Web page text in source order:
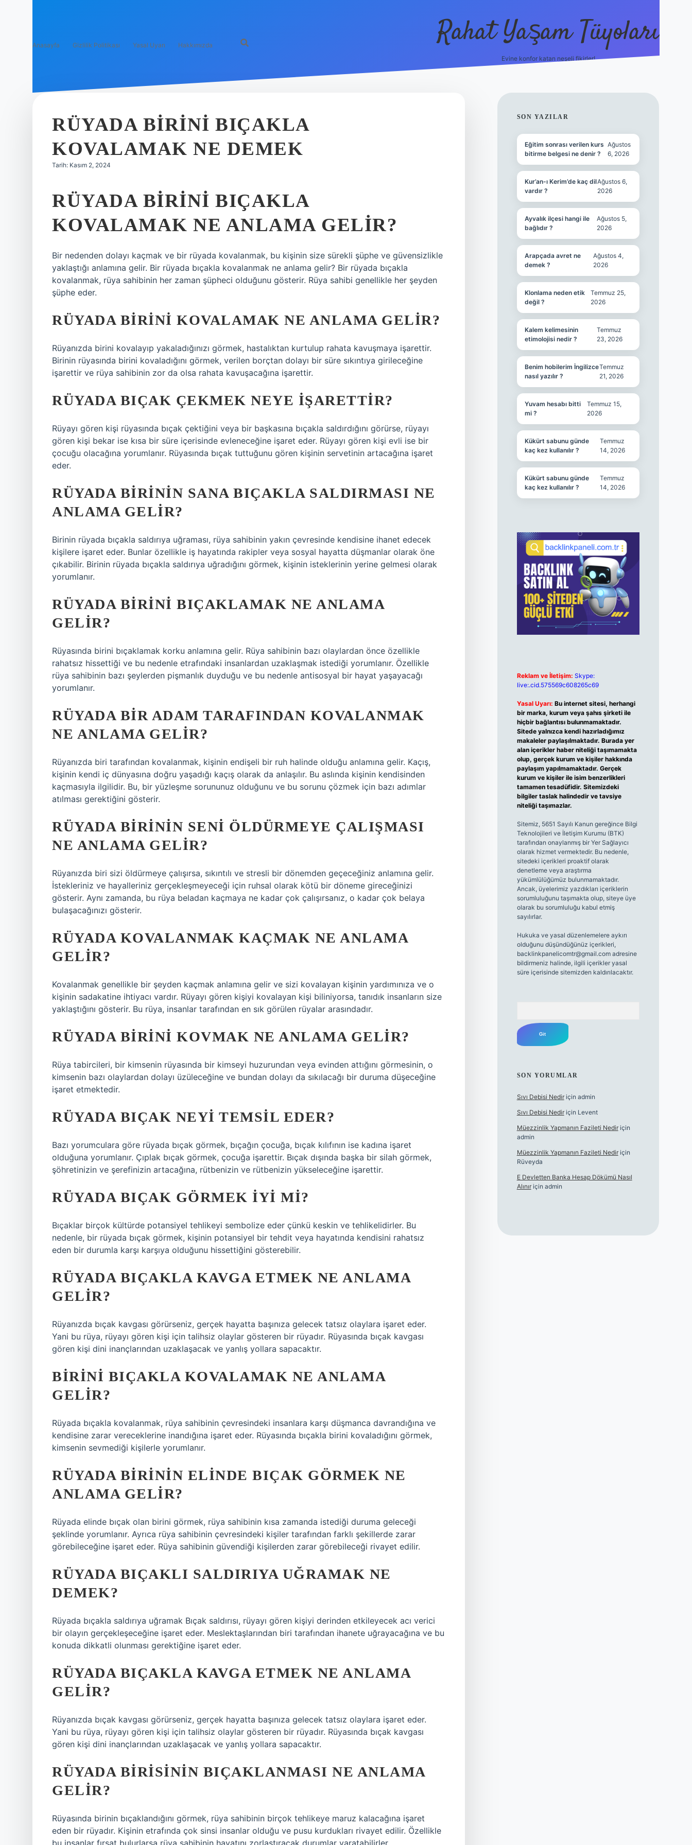
Anasayfa Gizlilik Politikası Yasal Uyarı Hakkımızda Rahat Yaşam Tüyoları
Evine konfor katan neşeli fikirler!
RÜYADA BIRINI BIÇAKLA
KOVALAMAK NE DEMEK
Tarih: Kasım 2, 2024
RÜYADA BIRINI BIÇAKLA
KOVALAMAK NE ANLAMA GELIR?
Bir nedenden dolayı kaçmak ve bir rüyada kovalanmak, bu kişinin size sürekli şüphe ve güvensizlikle
yaklaştığı anlamına gelir. Bir rüyada bıçakla kovalanmak ne anlama gelir? Bir rüyada bıçakla
kovalanmak, rüya sahibinin her zaman şüpheci olduğunu gösterir. Rüya sahibi genellikle her şeyden
şüphe eder.
RÜYADA BIRINI KOVALAMAK NE ANLAMA GELIR?
Rüyanızda birini kovalayıp yakaladığınızı görmek, hastalıktan kurtulup rahata kavuşmaya işarettir.
Birinin rüyasında birini kovaladığını görmek, verilen borçtan dolayı bir süre sıkıntıya girileceğine
işarettir ve rüya sahibinin zor da olsa rahata kavuşacağına işarettir.
RÜYADA BIÇAK ÇEKMEK NEYE IŞARETTIR?
Rüyayı gören kişi rüyasında bıçak çektiğini veya bir başkasına bıçakla saldırdığını görürse, rüyayı
gören kişi bekar ise kısa bir süre içerisinde evleneceğine işaret eder. Rüyayı gören kişi evli ise bir
çocuğu olacağına yorumlanır. Rüyasında bıçak tuttuğunu gören kişinin servetinin artacağına işaret
eder.
RÜYADA BIRININ SANA BIÇAKLA SALDIRMASI NE
ANLAMA GELIR?
Birinin rüyada bıçakla saldırıya uğraması, rüya sahibinin yakın çevresinde kendisine ihanet edecek
kişilere işaret eder. Bunlar özellikle iş hayatında rakipler veya sosyal hayatta düşmanlar olarak öne
çıkabilir. Birinin rüyada bıçakla saldırıya uğradığını görmek, kişinin isteklerinin yerine gelmesi olarak
yorumlanır.
RÜYADA BIRINI BIÇAKLAMAK NE ANLAMA
GELIR?
Rüyasında birini bıçaklamak korku anlamına gelir. Rüya sahibinin bazı olaylardan önce özellikle
rahatsız hissettiği ve bu nedenle etrafındaki insanlardan uzaklaşmak istediği yorumlanır. Özellikle
rüya sahibinin bazı şeylerden pişmanlık duyduğu ve bu nedenle antisosyal bir hayat yaşayacağı
yorumlanır.
RÜYADA BIR ADAM TARAFINDAN KOVALANMAK
NE ANLAMA GELIR?
Rüyanızda biri tarafından kovalanmak, kişinin endişeli bir ruh halinde olduğu anlamına gelir. Kaçış,
kişinin kendi iç dünyasına doğru yaşadığı kaçış olarak da anlaşılır. Bu aslında kişinin kendisinden
kaçmasıyla ilgilidir. Bu, bir yüzleşme sorununuz olduğunu ve bu sorunu çözmek için bazı adımlar
atılması gerektiğini gösterir.
RÜYADA BIRININ SENI ÖLDÜRMEYE ÇALIŞMASI
NE ANLAMA GELIR?
Rüyanızda biri sizi öldürmeye çalışırsa, sıkıntılı ve stresli bir dönemden geçeceğiniz anlamına gelir.
İstekleriniz ve hayalleriniz gerçekleşmeyeceği için ruhsal olarak kötü bir döneme gireceğinizi
gösterir. Aynı zamanda, bu rüya beladan kaçmaya ne kadar çok çalışırsanız, o kadar çok belaya
bulaşacağınızı gösterir.
RÜYADA KOVALANMAK KAÇMAK NE ANLAMA
GELIR?
Kovalanmak genellikle bir şeyden kaçmak anlamına gelir ve sizi kovalayan kişinin yardımınıza ve o
kişinin sadakatine ihtiyacı vardır. Rüyayı gören kişiyi kovalayan kişi biliniyorsa, tanıdık insanların size
yaklaştığını gösterir. Bu rüya, insanlar tarafından en sık görülen rüyalar arasındadır.
RÜYADA BIRINI KOVMAK NE ANLAMA GELIR?
Rüya tabircileri, bir kimsenin rüyasında bir kimseyi huzurundan veya evinden attığını görmesinin, o
kimsenin bazı olaylardan dolayı üzüleceğine ve bundan dolayı da sıkılacağı bir duruma düşeceğine
işaret etmektedir.
RÜYADA BIÇAK NEYI TEMSIL EDER?
Bazı yorumculara göre rüyada bıçak görmek, bıçağın çocuğa, bıçak kılıfının ise kadına işaret
olduğuna yorumlanır. Çıplak bıçak görmek, çocuğa işarettir. Bıçak dışında başka bir silah görmek,
şöhretinizin ve şerefinizin artacağına, rütbenizin ve rütbenizin yükseleceğine işarettir.
RÜYADA BIÇAK GÖRMEK IYI MI?
Bıçaklar birçok kültürde potansiyel tehlikeyi sembolize eder çünkü keskin ve tehlikelidirler. Bu
nedenle, bir rüyada bıçak görmek, kişinin potansiyel bir tehdit veya hayatında kendisini rahatsız
eden bir durumla karşı karşıya olduğunu hissettiğini gösterebilir.
RÜYADA BIÇAKLA KAVGA ETMEK NE ANLAMA
GELIR?
Rüyanızda bıçak kavgası görürseniz, gerçek hayatta başınıza gelecek tatsız olaylara işaret eder.
Yani bu rüya, rüyayı gören kişi için talihsiz olaylar gösteren bir rüyadır. Rüyasında bıçak kavgası
gören kişi dini inançlarından uzaklaşacak ve yanlış yollara sapacaktır.
BIRINI BIÇAKLA KOVALAMAK NE ANLAMA
GELIR?
Rüyada bıçakla kovalanmak, rüya sahibinin çevresindeki insanlara karşı düşmanca davrandığına ve
kendisine zarar vereceklerine inandığına işaret eder. Rüyasında bıçakla birini kovaladığını görmek,
kimsenin sevmediği kişilerle yorumlanır.
RÜYADA BIRININ ELINDE BIÇAK GÖRMEK NE
ANLAMA GELIR?
Rüyada elinde bıçak olan birini görmek, rüya sahibinin kısa zamanda istediği duruma geleceği
şeklinde yorumlanır. Ayrıca rüya sahibinin çevresindeki kişiler tarafından farklı şekillerde zarar
görebileceğine işaret eder. Rüya sahibinin güvendiği kişilerden zarar görebileceği rivayet edilir.
RÜYADA BIÇAKLI SALDIRIYA UĞRAMAK NE
DEMEK?
Rüyada bıçakla saldırıya uğramak Bıçak saldırısı, rüyayı gören kişiyi derinden etkileyecek acı verici
bir olayın gerçekleşeceğine işaret eder. Meslektaşlarından biri tarafından ihanete uğrayacağına ve bu
konuda dikkatli olunması gerektiğine işaret eder.
RÜYADA BIÇAKLA KAVGA ETMEK NE ANLAMA
GELIR?
Rüyanızda bıçak kavgası görürseniz, gerçek hayatta başınıza gelecek tatsız olaylara işaret eder.
Yani bu rüya, rüyayı gören kişi için talihsiz olaylar gösteren bir rüyadır. Rüyasında bıçak kavgası
gören kişi dini inançlarından uzaklaşacak ve yanlış yollara sapacaktır.
RÜYADA BIRISININ BIÇAKLANMASI NE ANLAMA
GELIR?
Rüyasında birinin bıçaklandığını görmek, rüya sahibinin birçok tehlikeye maruz kalacağına işaret
eden bir rüyadır. Kişinin etrafında çok sinsi insanlar olduğu ve pusu kurdukları rivayet edilir. Özellikle
bu insanlar fırsat bulurlarsa rüya sahibinin hayatını zorlaştıracak durumlar yaratabilirler.
SIDEBAR
SON YAZILAR
Eğitim sonrası verilen kurs
bitirme belgesi ne denir ?
Ağustos
6, 2026
Kur’an-ı Kerim’de kaç dil
vardır ?
Ağustos 6,
2026
Ayvalık ilçesi hangi ile
bağlıdır ?
Ağustos 5,
2026
Arapçada avret ne
demek ?
Ağustos 4,
2026
Klonlama neden etik
değil ?
Temmuz 25,
2026
Kalem kelimesinin
etimolojisi nedir ?
Temmuz
23, 2026
Benim hobilerim İngilizce
nasıl yazılır ?
Temmuz
21, 2026
Yuvam hesabı bitti
mi ?
Temmuz 15,
2026
Kükürt sabunu günde
kaç kez kullanılır ?
Temmuz
14, 2026
Kükürt sabunu günde
kaç kez kullanılır ?
Temmuz
14, 2026
Reklam ve İletişim: Skype:
live:.cid.575569c608265c69
Yasal Uyarı: Bu internet sitesi, herhangi
bir marka, kurum veya şahıs şirketi ile
hiçbir bağlantısı bulunmamaktadır.
Sitede yalnızca kendi hazırladığımız
makaleler paylaşılmaktadır. Burada yer
alan içerikler haber niteliği taşımamakta
olup, gerçek kurum ve kişiler hakkında
paylaşım yapılmamaktadır. Gerçek
kurum ve kişiler ile isim benzerlikleri
tamamen tesadüfidir. Sitemizdeki
bilgiler taslak halindedir ve tavsiye
niteliği taşımazlar.
Sitemiz, 5651 Sayılı Kanun gereğince Bilgi
Teknolojileri ve İletişim Kurumu (BTK)
tarafından onaylanmış bir Yer Sağlayıcı
olarak hizmet vermektedir. Bu nedenle,
sitedeki içerikleri proaktif olarak
denetleme veya araştırma
yükümlülüğümüz bulunmamaktadır.
Ancak, üyelerimiz yazdıkları içeriklerin
sorumluluğunu taşımakta olup, siteye üye
olarak bu sorumluluğu kabul etmiş
sayılırlar.
Hukuka ve yasal düzenlemelere aykırı
olduğunu düşündüğünüz içerikleri,
backlinkpanelicomtr@gmail.comadresine
bildirmeniz halinde, ilgili içerikler yasal
süre içerisinde sitemizden kaldırılacaktır.
SON YORUMLAR
Sıvı Debisi Nediriçin admin
Sıvı Debisi Nediriçin Levent
Müezzinlik Yapmanın Fazileti Nediriçin
admin
Müezzinlik Yapmanın Fazileti Nediriçin
Rüveyda
E Devletten Banka Hesap Dökümü Nasıl
Alınıriçin admin
ilbet canlı maç izle